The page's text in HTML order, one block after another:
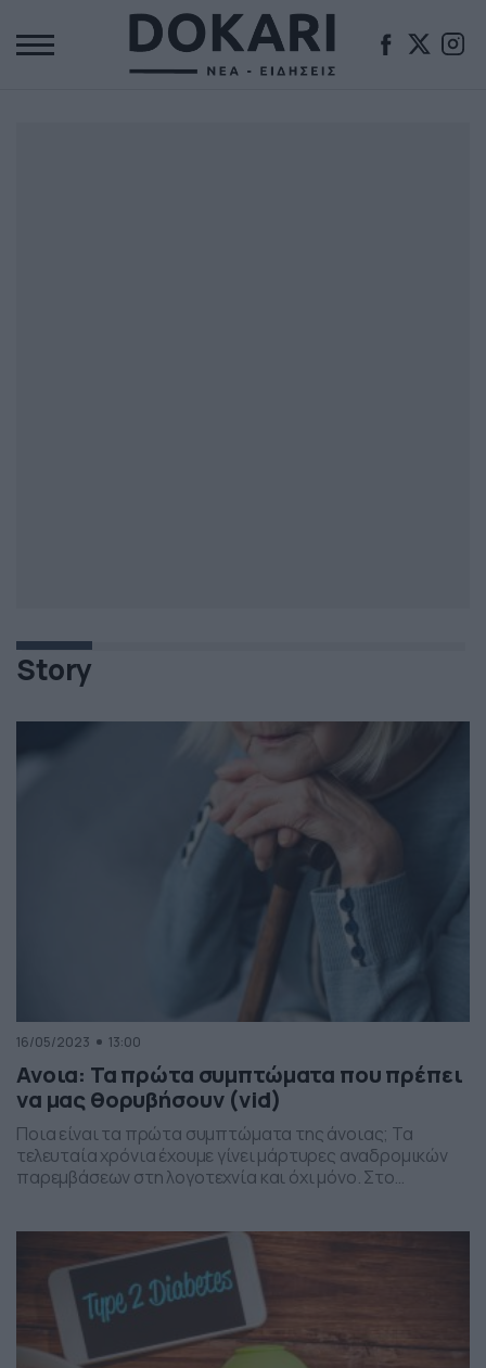
Story
16/05/2023 13:00
Ανοια: Τα πρώτα συμπτώματα που πρέπει
να μας θορυβήσουν (vid)
Ποια είναι τα πρώτα συμπτώματα της άνοιας; Τα
τελευταία χρόνια έχουμε γίνει μάρτυρες αναδρομικών
παρεμβάσεων στη λογοτεχνία και όχι μόνο. Στο
ορθότητα, αφαιρώντας σε συνεργασία με τον
δημιουργό ό,τι μπορεί να θεωρηθεί προσβλητικό για
ευαίσθητες κοινωνικές ομάδες. Υπάρχει ισορροπία
ανάμεσα στην πολιτική ορθότητα […]